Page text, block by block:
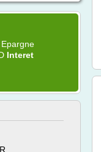
Epargne
Interet